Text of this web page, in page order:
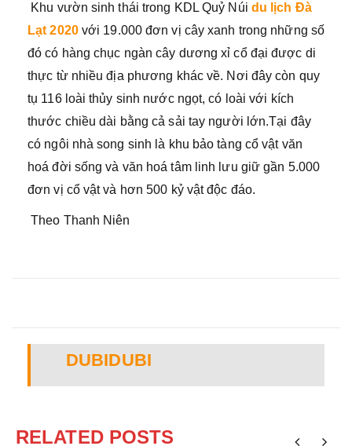
Khu vườn sinh thái trong KDL Quỷ Núi du lịch Đà
Lạt 2020với 19.000 đơn vị cây xanh trong những số
đó có hàng chục ngàn cây dương xỉ cổ đại được di
thực từ nhiều địa phương khác về. Nơi đây còn quy
tụ 116 loài thủy sinh nước ngọt, có loài với kích
thước chiều dài bằng cả sải tay người lớn.Tại đây
có ngôi nhà song sinh là khu bảo tàng cổ vật văn
hoá đời sống và văn hoá tâm linh lưu giữ gần 5.000
đơn vị cổ vật và hơn 500 kỷ vật độc đáo.
Theo Thanh Niên
DUBIDUBI
RELATED POSTS